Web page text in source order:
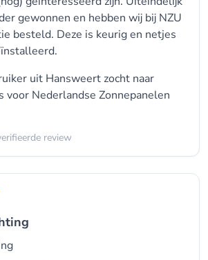
gewonnen en hebben wij bij NZU
besteld. Deze is keurig en netjes
uit Hansweert zocht naar
voor Nederlandse Zonnepanelen
review